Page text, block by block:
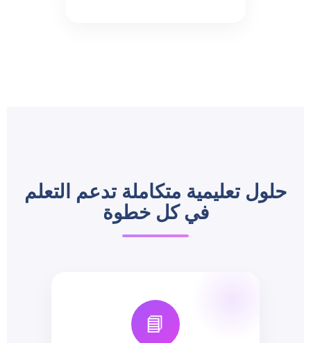
حلول تعليمية متكاملة تدعم التعلم
في كل خطوة
📘